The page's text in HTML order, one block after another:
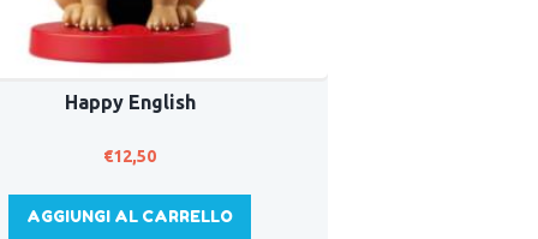
Happy English
€12,50
AGGIUNGI AL CARRELLO